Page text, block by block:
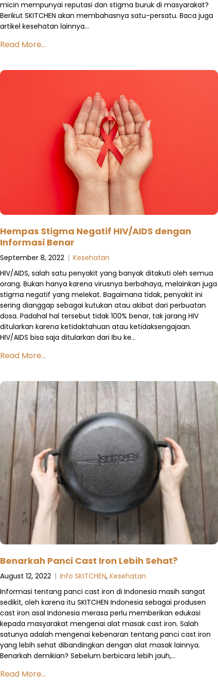
micin mempunyai reputasi dan stigma buruk di masyarakat?
Berikut SKITCHEN akan membahasnya satu-persatu. Baca juga
artikel kesehatan lainnya…
Read More...
Hempas Stigma Negatif HIV/AIDS dengan
Informasi Benar
September 8, 2022 | Kesehatan
HIV/AIDS, salah satu penyakit yang banyak ditakuti oleh semua
orang. Bukan hanya karena virusnya berbahaya, melainkan juga
stigma negatif yang melekat. Bagaimana tidak, penyakit ini
sering dianggap sebagai kutukan atau akibat dari perbuatan
dosa. Padahal hal tersebut tidak 100% benar, tak jarang HIV
ditularkan karena ketidaktahuan atau ketidaksengajaan.
HIV/AIDS bisa saja ditularkan dari Ibu ke…
Read More...
Benarkah Panci Cast Iron Lebih Sehat?
August 12, 2022 | Info SKITCHEN, Kesehatan
Informasi tentang panci cast iron di Indonesia masih sangat
sedikit, oleh karena itu SKITCHEN Indonesia sebagai produsen
cast iron asal Indonesia merasa perlu memberikan edukasi
kepada masyarakat mengenai alat masak cast iron. Salah
satunya adalah mengenai kebenaran tentang panci cast iron
yang lebih sehat dibandingkan dengan alat masak lainnya.
Benarkah demikian? Sebelum berbicara lebih jauh,…
Read More...